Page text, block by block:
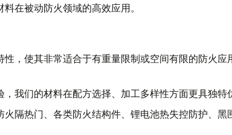
在被动防火领域的高效应用。
，使其非常适合于有重量限制或空间有限的防火
我们的材料在配方选择、加工多样性方面更具独特
隔热门、各类防火结构件、锂电池热失控防护、